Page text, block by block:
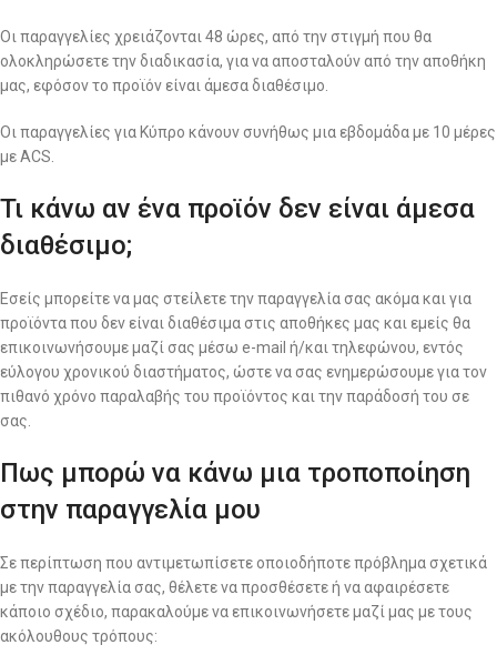
Οι παραγγελίες χρειάζονται 48 ώρες, από την στιγμή που θα
ολοκληρώσετε την διαδικασία, για να αποσταλούν από την αποθήκη
μας, εφόσον το προϊόν είναι άμεσα διαθέσιμο.
Οι παραγγελίες για Κύπρο κάνουν συνήθως μια εβδομάδα με 10 μέρες
με ACS.
Τι κάνω αν ένα προϊόν δεν είναι άμεσα
διαθέσιμο;
Εσείς μπορείτε να μας στείλετε την παραγγελία σας ακόμα και για
προϊόντα που δεν είναι διαθέσιμα στις αποθήκες μας και εμείς θα
επικοινωνήσουμε μαζί σας μέσω e-mail ή/και τηλεφώνου, εντός
εύλογου χρονικού διαστήματος, ώστε να σας ενημερώσουμε για τον
πιθανό χρόνο παραλαβής του προϊόντος και την παράδοσή του σε
σας.
Πως μπορώ να κάνω μια τροποποίηση
στην παραγγελία μου
Σε περίπτωση που αντιμετωπίσετε οποιοδήποτε πρόβλημα σχετικά
με την παραγγελία σας, θέλετε να προσθέσετε ή να αφαιρέσετε
κάποιο σχέδιο, παρακαλούμε να επικοινωνήσετε μαζί μας με τους
ακόλουθους τρόπους: